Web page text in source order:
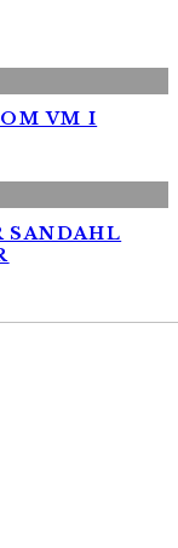
VM I
SANDAHL